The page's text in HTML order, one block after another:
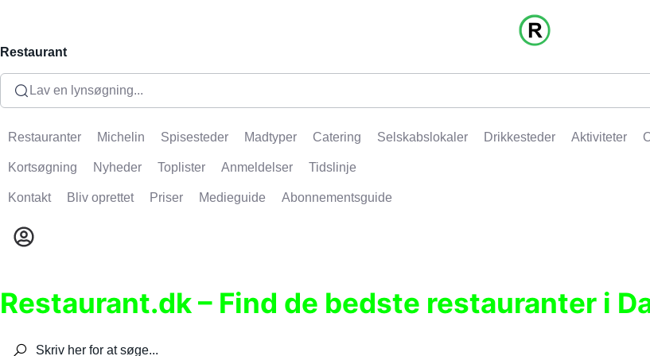
Restaurant
Lav en lynsøgning...
Restauranter Michelin Spisesteder Madtyper Catering Selskabslokaler Drikkesteder Aktiviteter
Kortsøgning Nyheder Toplister Anmeldelser Tidslinje
Kontakt Bliv oprettet Priser Medieguide Abonnementsguide
Restaurant.dk – Find de bedste restauranter i